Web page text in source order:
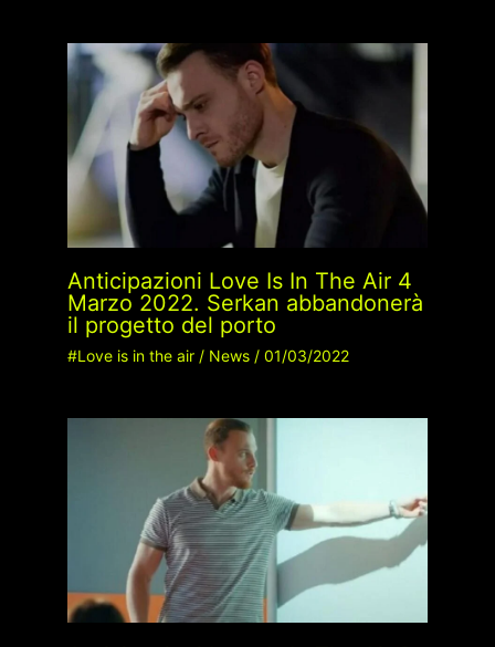
Anticipazioni Love Is In The Air 4
Marzo 2022. Serkan abbandonerà
il progetto del porto
#Love is in the air/ News/ 01/03/2022